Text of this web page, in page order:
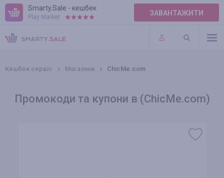
Smarty.Sale - кешбек
Play Market: ЗАВАНТАЖИТИ
ПРАВИЛА
ПЛАГІНИ
Кешбек сервіс Магазини ChicMe.com
Промокоди та купони в (ChicMe.com)